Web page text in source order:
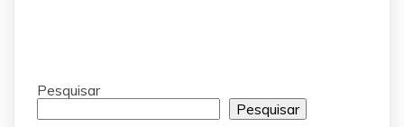
Pesquisar
Pesquisar